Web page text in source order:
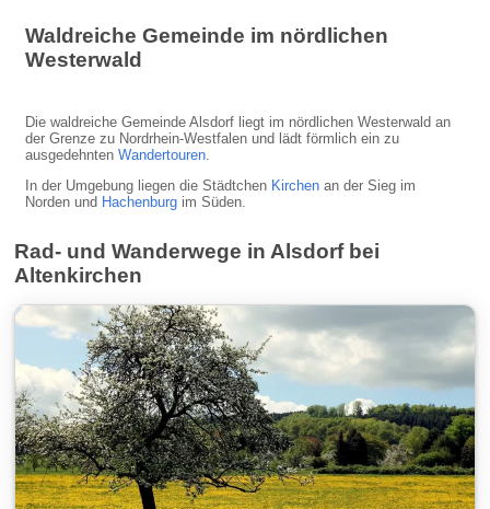
Waldreiche Gemeinde im nördlichen
Westerwald
Die waldreiche Gemeinde Alsdorf liegt im nördlichen Westerwald an
der Grenze zu Nordrhein-Westfalen und lädt förmlich ein zu
ausgedehntenWandertouren
In der Umgebung liegen die Städtchen Kirchen an der Sieg im
Norden und Hachenburg im Süden.
Rad- und Wanderwege in Alsdorf bei
Altenkirchen